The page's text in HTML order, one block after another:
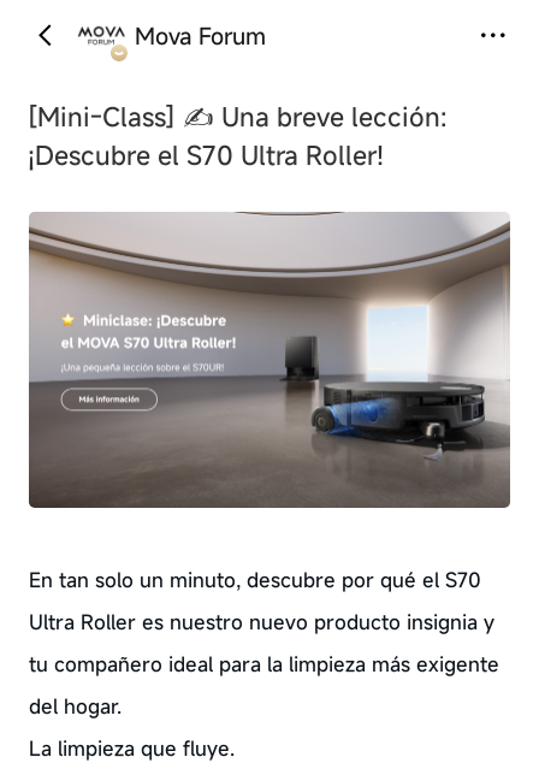
Mova Forum
[Mini-Class] ✍️ Una breve lección:
¡Descubre el S70 Ultra Roller!
En tan solo un minuto, descubre por qué el S70
Ultra Roller es nuestro nuevo producto insignia y
tu compañero ideal para la limpieza más exigente
del hogar.
La limpieza que fluye.